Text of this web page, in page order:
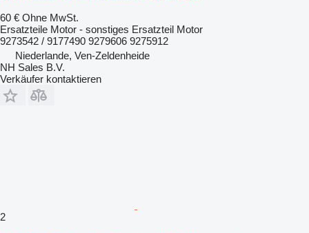
60 € Ohne MwSt.
Ersatzteile Motor - sonstiges Ersatzteil Motor
9273542 / 9177490 9279606 9275912
Niederlande, Ven-Zeldenheide
NH Sales B.V.
Verkäufer kontaktieren
2